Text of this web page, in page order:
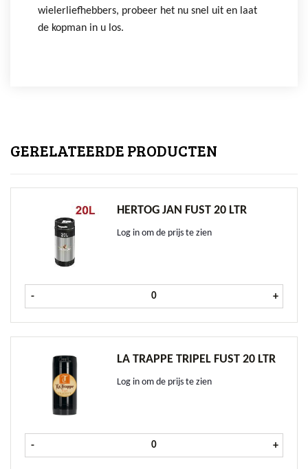
wielerliefhebbers, probeer het nu snel uit en laat
de kopman in u los.
GERELATEERDE PRODUCTEN
HERTOG JAN FUST 20 LTR
Log in om de prijs te zien
- Hertog Jan fust 20 ltr aantal+
LA TRAPPE TRIPEL FUST 20 LTR
Log in om de prijs te zien
- La Trappe Tripel fust 20 ltr aantal
+